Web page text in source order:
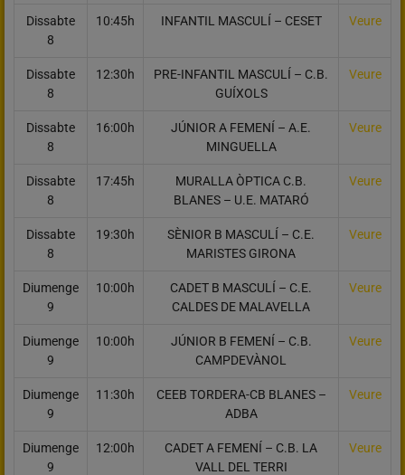
Dissabte
8
10:45h INFANTIL MASCULÍ – CESET Veure
Dissabte
8
12:30h
PRE-INFANTIL MASCULÍ – C.B.
GUÍXOLS
Veure
Dissabte
8
16:00h
JÚNIOR A FEMENÍ – A.E.
MINGUELLA
Veure
Dissabte
8
17:45h
MURALLA ÒPTICA C.B.
BLANES – U.E. MATARÓ
Veure
Dissabte
8
19:30h
SÈNIOR B MASCULÍ – C.E.
MARISTES GIRONA
Veure
Diumenge
9
10:00h
CADET B MASCULÍ – C.E.
CALDES DE MALAVELLA
Veure
Diumenge
9
10:00h
JÚNIOR B FEMENÍ – C.B.
CAMPDEVÀNOL
Veure
Diumenge
9
11:30h
CEEB TORDERA-CB BLANES –
ADBA
Veure
Diumenge
9
12:00h
CADET A FEMENÍ – C.B. LA
VALL DEL TERRI
Veure